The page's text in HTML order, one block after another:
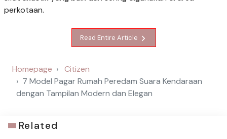
perkotaan.
Read Entire Article
Homepage
Citizen
7 Model Pagar Rumah Peredam Suara Kendaraan
dengan Tampilan Modern dan Elegan
Related